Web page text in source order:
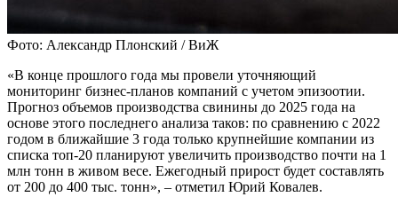
Фото: Александр Плонский / ВиЖ
«В конце прошлого года мы провели уточняющий
мониторинг бизнес-планов компаний с учетом эпизоотии.
Прогноз объемов производства свинины до 2025 года на
основе этого последнего анализа таков: по сравнению с 2022
годом в ближайшие 3 года только крупнейшие компании из
списка топ-20 планируют увеличить производство почти на 1
млн тонн в живом весе. Ежегодный прирост будет составлять
от 200 до 400 тыс. тонн», – отметил Юрий Ковалев.